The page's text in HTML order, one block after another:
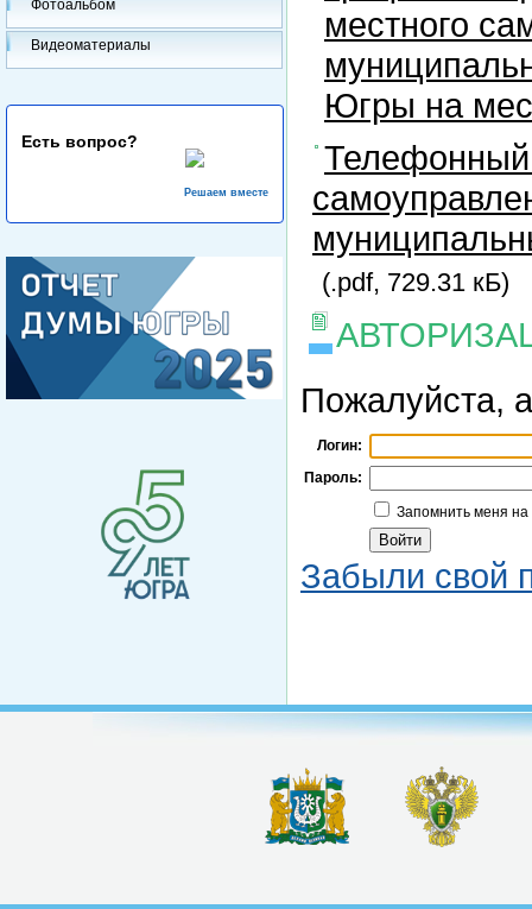
Фотоальбом
Видеоматериалы
Есть вопрос?
Решаем вместе
местного
Югры на
Телефонный
(.pdf, 729.31 кБ)
Пожалуйста,
Логин:
Пароль:
Запомнить меня
Забыли свой